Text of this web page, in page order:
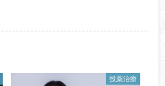
投薬治療